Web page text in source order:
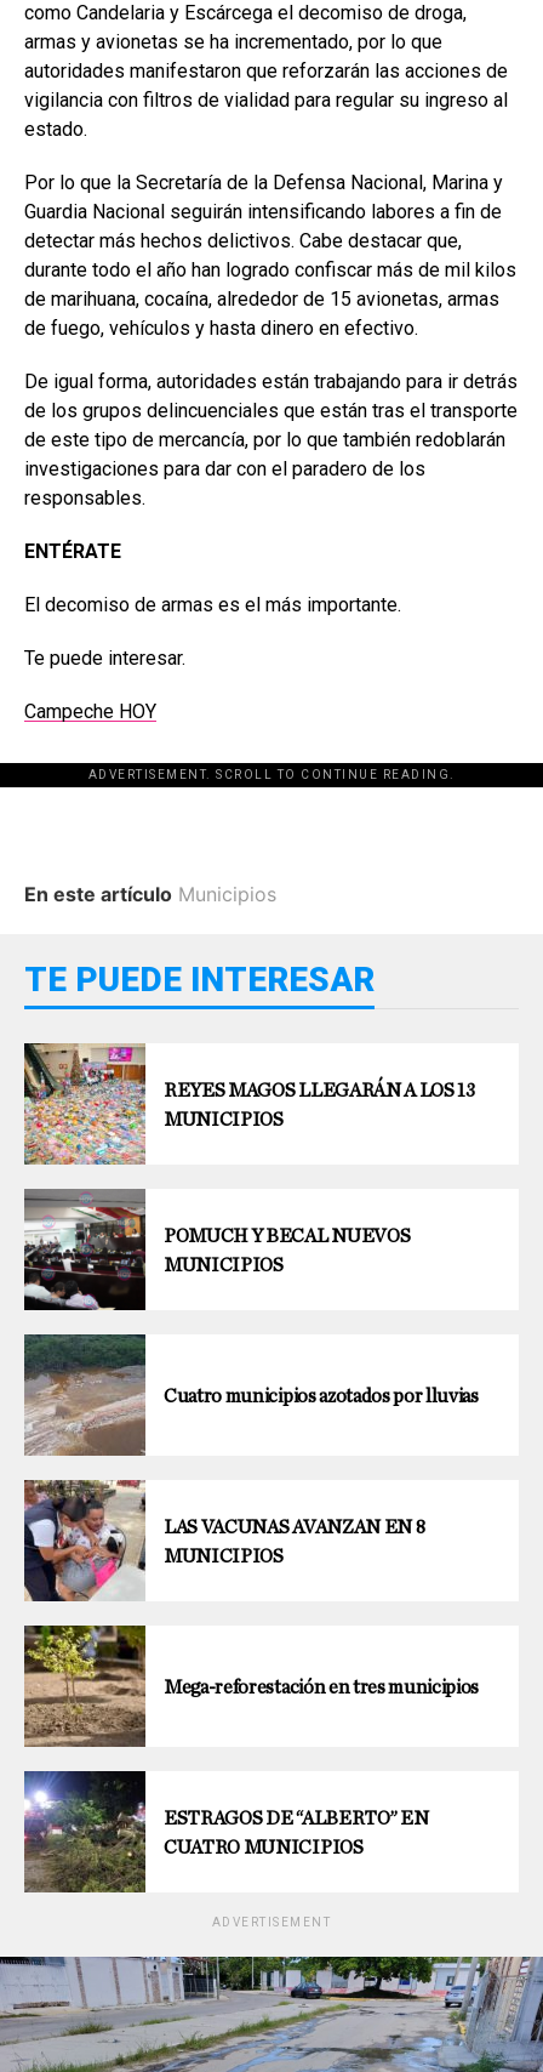
como Candelaria y Escárcega el decomiso de droga,
armas y avionetas se ha incrementado, por lo que
autoridades manifestaron que reforzarán las acciones de
vigilancia con filtros de vialidad para regular su ingreso al
estado.
Por lo que la Secretaría de la Defensa Nacional, Marina y
Guardia Nacional seguirán intensificando labores a fin de
detectar más hechos delictivos. Cabe destacar que,
durante todo el año han logrado confiscar más de mil kilos
de marihuana, cocaína, alrededor de 15 avionetas, armas
de fuego, vehículos y hasta dinero en efectivo.
De igual forma, autoridades están trabajando para ir detrás
de los grupos delincuenciales que están tras el transporte
de este tipo de mercancía, por lo que también redoblarán
investigaciones para dar con el paradero de los
responsables.
ENTÉRATE
El decomiso de armas es el más importante.
Te puede interesar.
Campeche HOY
ADVERTISEMENT. SCROLL TO CONTINUE READING.
En este artículo Municipios
TE PUEDE INTERESAR
REYES MAGOS LLEGARÁN A LOS 13
MUNICIPIOS
POMUCH Y BECAL NUEVOS
MUNICIPIOS
Cuatro municipios azotados por lluvias
LAS VACUNAS AVANZAN EN 8
MUNICIPIOS
Mega-reforestación en tres municipios
ESTRAGOS DE “ALBERTO” EN
CUATRO MUNICIPIOS
ADVERTISEMENT